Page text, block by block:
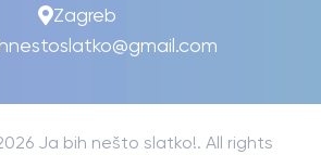
Zagreb
Ja bih nešto slatko!​. All rights